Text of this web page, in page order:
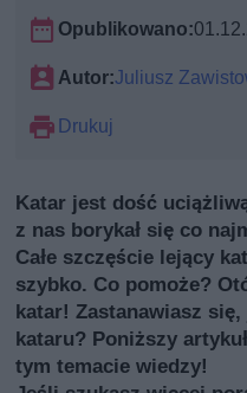
Opublikowano:
Autor:Juliusz
Drukuj
Katar jest dość
z nas borykał się co
Całe szczęście lejący
szybko. Co pomoże?
katar! Zastanawiasz
kataru? Poniższy
tym temacie wiedzy!